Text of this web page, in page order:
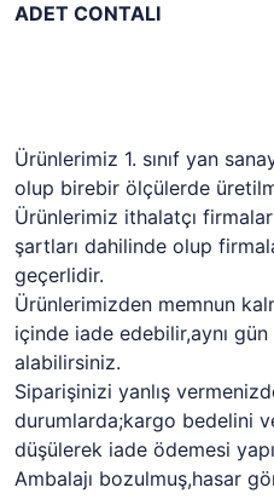
ADET CONTALI
Ürünlerimiz 1. sınıf yan
olup birebir ölçülerde
Ürünlerimiz ithalatçı
şartları dahilinde olup
geçerlidir.
Ürünlerimizden memnun
içinde iade edebilir,aynı
alabilirsiniz.
Siparişinizi yanlış
durumlarda;kargo bedelini
düşülerek iade ödemesi
Ambalajı bozulmuş,hasar